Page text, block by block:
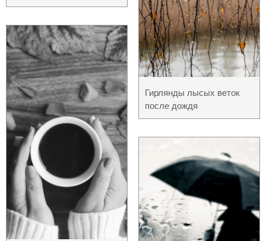
Гирлянды лысых веток
после дождя